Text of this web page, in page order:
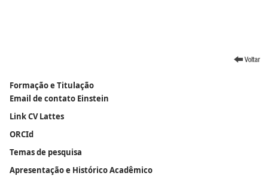
Formação e Titulação
Email de contato Einstein
Link CV Lattes
ORCId
Temas de pesquisa
Apresentação e Histórico Acadêmico